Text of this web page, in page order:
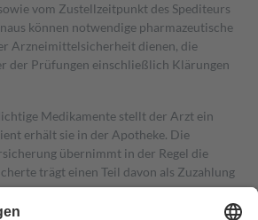
vom Zustellzeitpunkt des Spediteurs
können notwendige pharmazeutische
Arzneimittelsicherheit dienen, die
der Prüfungen einschließlich Klärungen
Medikamente stellt der Arzt ein
erhält sie in der Apotheke. Die
übernimmt in der Regel die
trägt einen Teil davon als Zuzahlung
Zuzahlungen in Höhe von zehn